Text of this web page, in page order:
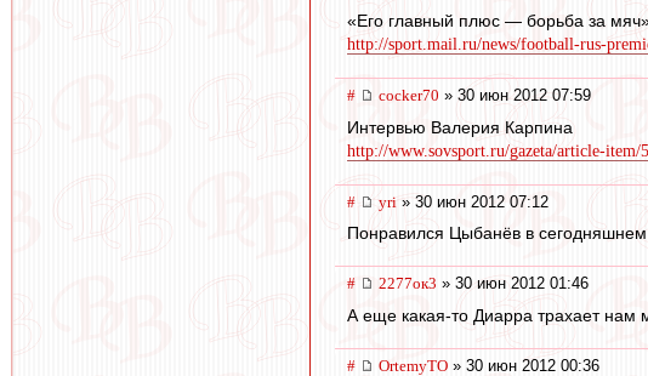
«Его главный плюс — борьба за
http://sport.mail.ru/news/football-rus-
# cocker70 » 30 июн 2012 07:59
Интервью Валерия Карпина
http://www.sovsport.ru/gazeta/article-item/
# yri » 30 июн 2012 07:12
Понравился Цыбанёв в
# 2277ок3 » 30 июн 2012 01:46
А еще какая-то Диарра трахает нам
# OrtemyTO » 30 июн 2012 00:36